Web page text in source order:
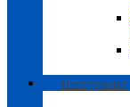
Инструмент